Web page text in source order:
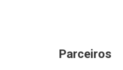
Parceiros